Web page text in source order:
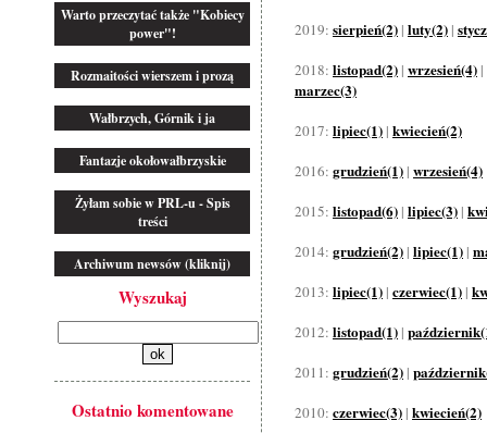
Warto przeczytać także "Kobiecy
power"!
Rozmaitości wierszem i prozą
Wałbrzych, Górnik i ja
Fantazje okołowałbrzyskie
Żyłam sobie w PRL-u - Spis
treści
Archiwum newsów (kliknij)
Wyszukaj
Ostatnio komentowane
2019: sierpień(2) | luty(2) |
2018: listopad(2) | wrzesień(4) |
marzec(3)
2017: lipiec(1) | kwiecień(2)
2016: grudzień(1) | wrzesień(4)
2015: listopad(6) | lipiec(3) |
2014: grudzień(2) | lipiec(1) |
2013: lipiec(1) | czerwiec(1) |
2012: listopad(1) |
2011: grudzień(2) |
2010: czerwiec(3) | kwiecień(2)